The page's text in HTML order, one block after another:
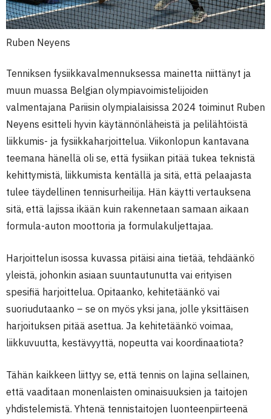
Ruben Neyens
Tenniksen fysiikkavalmennuksessa mainetta niittänyt ja
muun muassa Belgian olympiavoimistelijoiden
valmentajana Pariisin olympialaisissa 2024 toiminut Ruben
Neyens esitteli hyvin käytännönläheistä ja pelilähtöistä
liikkumis- ja fysiikkaharjoittelua. Viikonlopun kantavana
teemana hänellä oli se, että fysiikan pitää tukea teknistä
kehittymistä, liikkumista kentällä ja sitä, että pelaajasta
tulee täydellinen tennisurheilija. Hän käytti vertauksena
sitä, että lajissa ikään kuin rakennetaan samaan aikaan
formula-auton moottoria ja formulakuljettajaa.
Harjoittelun isossa kuvassa pitäisi aina tietää, tehdäänkö
yleistä, johonkin asiaan suuntautunutta vai erityisen
spesifiä harjoittelua. Opitaanko, kehitetäänkö vai
suoriudutaanko – se on myös yksi jana, jolle yksittäisen
harjoituksen pitää asettua. Ja kehitetäänkö voimaa,
liikkuvuutta, kestävyyttä, nopeutta vai koordinaatiota?
Tähän kaikkeen liittyy se, että tennis on lajina sellainen,
että vaaditaan monenlaisten ominaisuuksien ja taitojen
yhdistelemistä. Yhtenä tennistaitojen luonteenpiirteenä